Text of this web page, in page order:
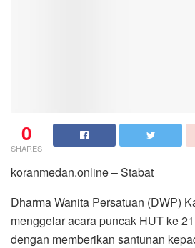
0
SHARES
koranmedan.online – Stabat
Dharma Wanita Persatuan (DWP)
menggelar acara puncak HUT ke
dengan memberikan santunan